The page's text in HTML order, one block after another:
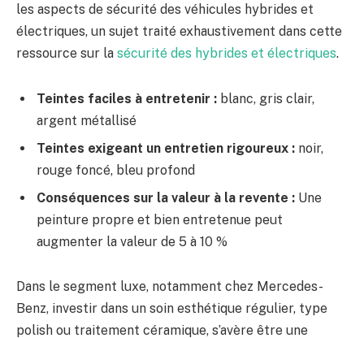
les aspects de sécurité des véhicules hybrides et
électriques, un sujet traité exhaustivement dans cette
ressource sur la sécurité des hybrides et électriques.
Teintes faciles à entretenir : blanc, gris clair,
argent métallisé
Teintes exigeant un entretien rigoureux : noir,
rouge foncé, bleu profond
Conséquences sur la valeur à la revente : Une
peinture propre et bien entretenue peut
augmenter la valeur de 5 à 10 %
Dans le segment luxe, notamment chez Mercedes-
Benz, investir dans un soin esthétique régulier, type
polish ou traitement céramique, s’avère être une